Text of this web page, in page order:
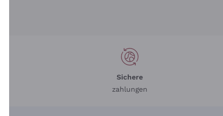
Sichere
zahlungen